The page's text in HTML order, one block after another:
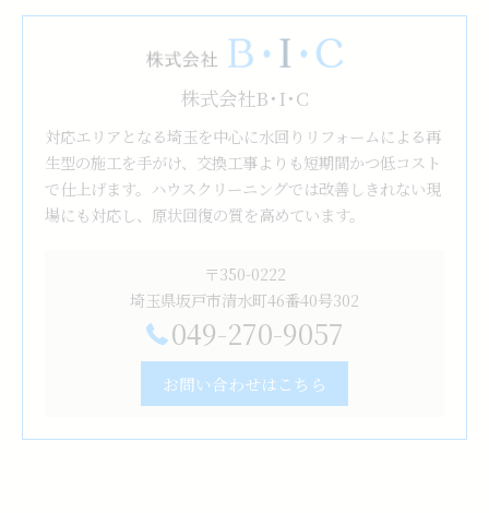
株式会社B･I･C
対応エリアとなる埼玉を中心に水回りリフォームによる再
生型の施工を手がけ、交換工事よりも短期間かつ低コスト
で仕上げます。ハウスクリーニングでは改善しきれない現
場にも対応し、原状回復の質を高めています。
〒350-0222
埼玉県坂戸市清水町46番40号302
049-270-9057
お問い合わせはこちら